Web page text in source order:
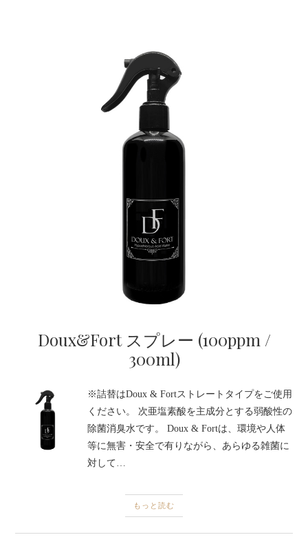
Doux&Fort スプレー (100ppm /
300ml)
※詰替はDoux & Fortストレートタイプをご使用
ください。 次亜塩素酸を主成分とする弱酸性の
除菌消臭水です。 Doux & Fortは、環境や人体
等に無害・安全で有りながら、あらゆる雑菌に
対して…
もっと読む